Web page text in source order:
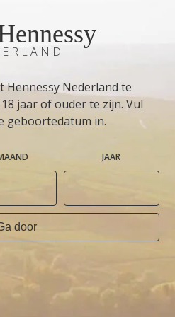
Hennessy Nederland te
jaar of ouder te zijn. Vul
geboortedatum in.
JAAR